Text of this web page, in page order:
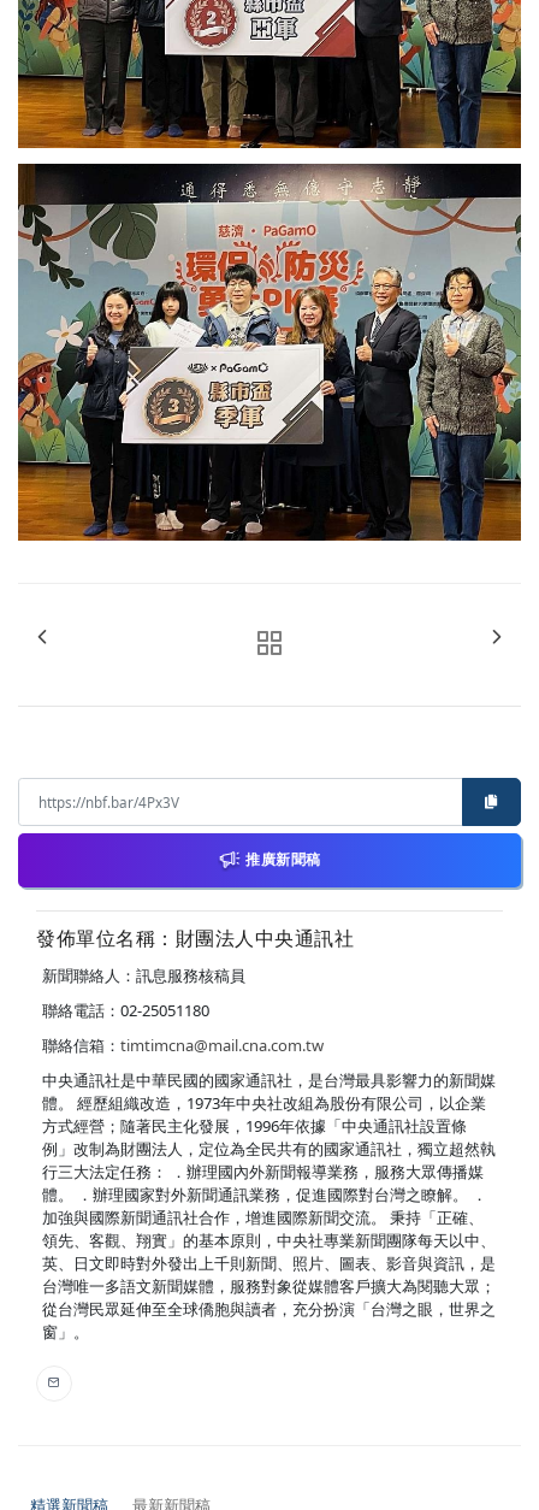
推廣新聞稿
發佈單位名稱：財團法人中央通訊社
新聞聯絡人：訊息服務核稿員
聯絡電話：02-25051180
聯絡信箱： timtimcna@mail.cna.com.tw
中央通訊社是中華民國的國家通訊社，是台灣最具影響力的新聞媒
體。 經歷組織改造，1973年中央社改組為股份有限公司，以企業
方式經營；隨著民主化發展，1996年依據「中央通訊社設置條
例」改制為財團法人，定位為全民共有的國家通訊社，獨立超然執
行三大法定任務： ．辦理國內外新聞報導業務，服務大眾傳播媒
體。 ．辦理國家對外新聞通訊業務，促進國際對台灣之瞭解。 ．
加強與國際新聞通訊社合作，增進國際新聞交流。 秉持「正確、
領先、客觀、翔實」的基本原則，中央社專業新聞團隊每天以中、
英、日文即時對外發出上千則新聞、照片、圖表、影音與資訊，是
台灣唯一多語文新聞媒體，服務對象從媒體客戶擴大為閱聽大眾；
從台灣民眾延伸至全球僑胞與讀者，充分扮演「台灣之眼，世界之
窗」。
精選新聞稿 最新新聞稿